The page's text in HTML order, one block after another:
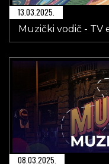
13.03.2025.
Muzički vodič - TV
08.03.2025.